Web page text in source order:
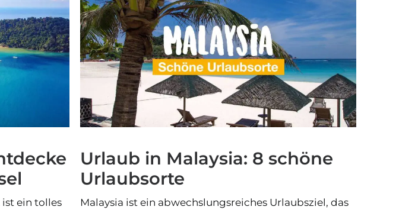
ist ein tolles
Urlaub in Malaysia: 8 schöne
Urlaubsorte
Malaysia ist ein abwechslungsreiches Urlaubsziel, das